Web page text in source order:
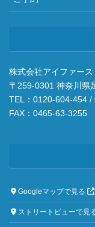
株式会社アイファー
〒259-0301 神奈川県
TEL：0120-604-454
FAX：0465-63-3255
Googleマップで見る
ストリートビューで見